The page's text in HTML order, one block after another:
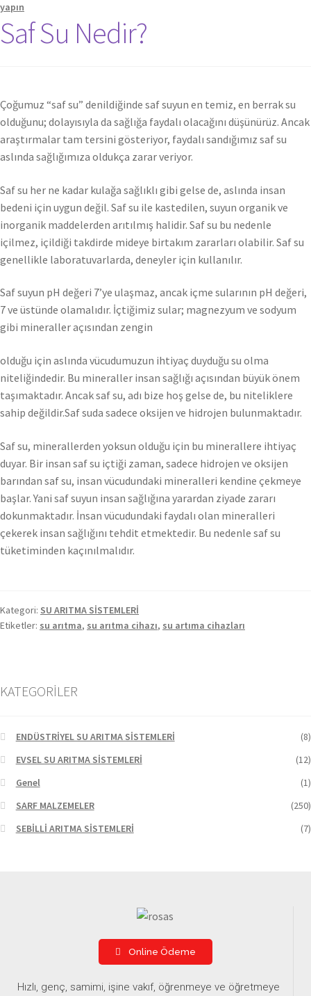
yapın
Saf Su Nedir?
Çoğumuz “saf su” denildiğinde saf suyun en temiz, en berrak su
olduğunu; dolayısıyla da sağlığa faydalı olacağını düşünürüz. Ancak
araştırmalar tam tersini gösteriyor, faydalı sandığımız saf su
aslında sağlığımıza oldukça zarar veriyor.
Saf su her ne kadar kulağa sağlıklı gibi gelse de, aslında insan
bedeni için uygun değil. Saf su ile kastedilen, suyun organik ve
inorganik maddelerden arıtılmış halidir. Saf su bu nedenle
içilmez, içildiği takdirde mideye birtakım zararları olabilir. Saf su
genellikle laboratuvarlarda, deneyler için kullanılır.
Saf suyun pH değeri 7’ye ulaşmaz, ancak içme sularının pH değeri,
7 ve üstünde olamalıdır. İçtiğimiz sular; magnezyum ve sodyum
gibi mineraller açısından zengin
olduğu için aslında vücudumuzun ihtiyaç duyduğu su olma
niteliğindedir. Bu mineraller insan sağlığı açısından büyük önem
taşımaktadır. Ancak saf su, adı bize hoş gelse de, bu niteliklere
sahip değildir.Saf suda sadece oksijen ve hidrojen bulunmaktadır.
Saf su, minerallerden yoksun olduğu için bu minerallere ihtiyaç
duyar. Bir insan saf su içtiği zaman, sadece hidrojen ve oksijen
barından saf su, insan vücudundaki mineralleri kendine çekmeye
başlar. Yani saf suyun insan sağlığına yarardan ziyade zararı
dokunmaktadır. İnsan vücudundaki faydalı olan mineralleri
çekerek insan sağlığını tehdit etmektedir. Bu nedenle saf su
tüketiminden kaçınılmalıdır.
Kategori: SU ARITMA SİSTEMLERİ
Etiketler: su arıtma, su arıtma cihazı, su artıma cihazları
KATEGORİLER
ENDÜSTRİYEL SU ARITMA SİSTEMLERİ
(8)
EVSEL SU ARITMA SİSTEMLERİ
(12)
Genel
(1)
SARF MALZEMELER
(250)
SEBİLLİ ARITMA SİSTEMLERİ
(7)
Online Ödeme
Hızlı, genç, samimi, işine vakıf, öğrenmeye ve öğretmeye